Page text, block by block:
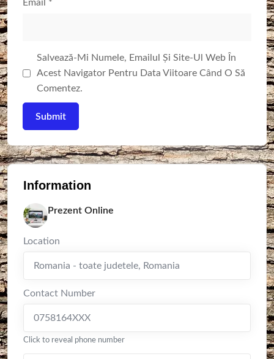
Email *
Salvează-Mi Numele, Emailul Și Site-Ul Web În
Acest Navigator Pentru Data Viitoare Când O Să
Comentez.
Information
Prezent Online
Location
Romania - toate judetele, Romania
Contact Number
0758164XXX
Click to reveal phone number